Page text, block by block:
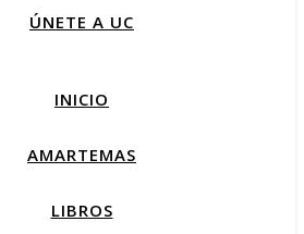
ÚNETE A UC
INICIO
AMARTEMAS
LIBROS